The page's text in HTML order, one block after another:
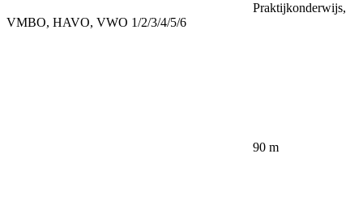
Praktijkonderwijs,
VMBO, HAVO, VWO 1/2/3/4/5/6
90 m